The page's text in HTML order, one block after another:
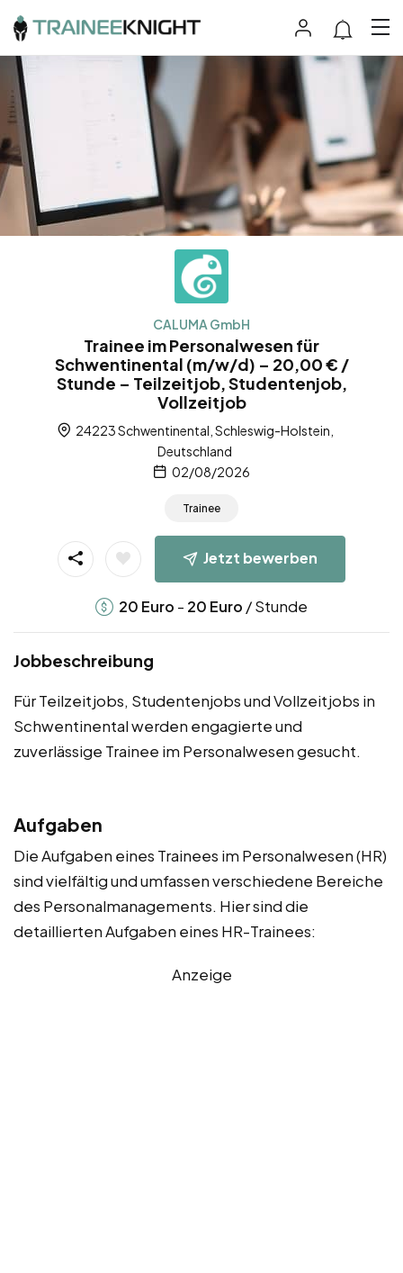
CALUMA GmbH
Trainee im Personalwesen für
Schwentinental (m/w/d) – 20,00 € /
Stunde – Teilzeitjob, Studentenjob,
Vollzeitjob
24223 Schwentinental, Schleswig-Holstein,
Deutschland
02/08/2026
Trainee
Jetzt bewerben
20 Euro - 20 Euro / Stunde
Jobbeschreibung
Für Teilzeitjobs, Studentenjobs und Vollzeitjobs in
Schwentinental werden engagierte und
zuverlässige Trainee im Personalwesen gesucht.
Aufgaben
Die Aufgaben eines Trainees im Personalwesen (HR)
sind vielfältig und umfassen verschiedene Bereiche
des Personalmanagements. Hier sind die
detaillierten Aufgaben eines HR-Trainees:
Anzeige